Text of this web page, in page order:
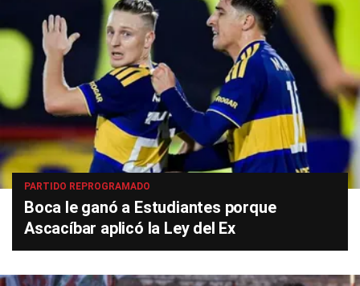
PARTIDO REPROGRAMADO
Boca le ganó a Estudiantes porque
Ascacíbar aplicó la Ley del Ex